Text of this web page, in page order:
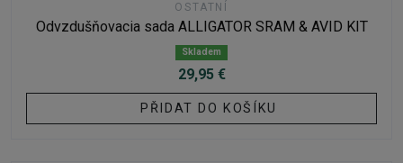
OSTATNÍ
Odvzdušňovacia sada ALLIGATOR SRAM & AVID KIT
Skladem
29,95 €
PŘIDAT DO KOŠÍKU